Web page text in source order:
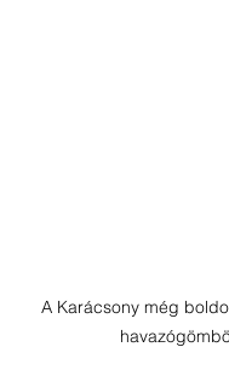
A Karácsony még